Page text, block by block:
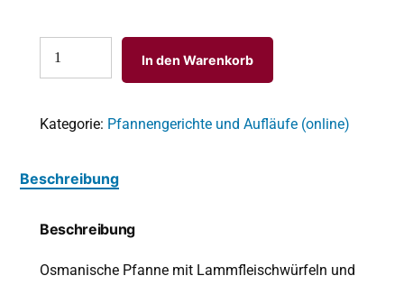
In den Warenkorb
Kategorie: Pfannengerichte und Aufläufe (online)
Beschreibung
Beschreibung
Osmanische Pfanne mit Lammfleischwürfeln und